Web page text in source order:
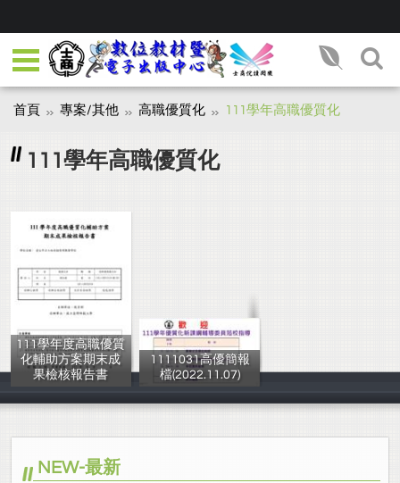
首頁 專案/其他 高職優質化 111學年高職優質化
111學年高職優質化
111學年度高職優質
化輔助方案期末成
果檢核報告書
劉淑華
1111031高優簡報
檔(2022.11.07)
士林高商
NEW-最新